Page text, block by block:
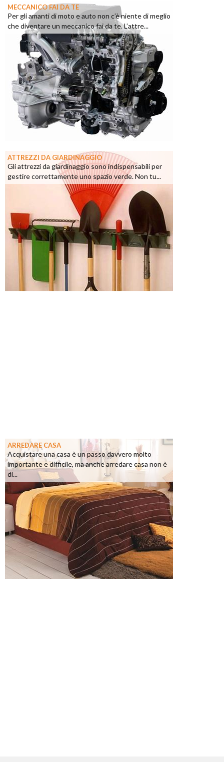
MECCANICO FAI DA TE
Per gli amanti di moto e auto non c’è niente di meglio
che diventare un meccanico fai da te. L’attre...
ATTREZZI DA GIARDINAGGIO
Gli attrezzi da giardinaggio sono indispensabili per
gestire correttamente uno spazio verde. Non tu...
ARREDARE CASA
Acquistare una casa è un passo davvero molto
importante e difficile, ma anche arredare casa non è
di...